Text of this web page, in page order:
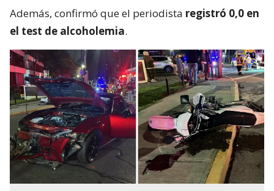
Además, confirmó que el periodista registró 0,0 en
el test de alcoholemia.